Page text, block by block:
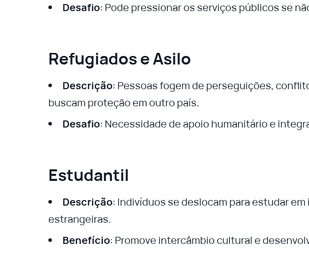
Desafio: Pode pressionar os serviços públicos se
Refugiados e Asilo
Descrição: Pessoas fogem de perseguições,
buscam proteção em outro país.
Desafio: Necessidade de apoio humanitário e
Estudantil
Descrição: Indivíduos se deslocam para estudar
estrangeiras.
Benefício: Promove intercâmbio cultural e